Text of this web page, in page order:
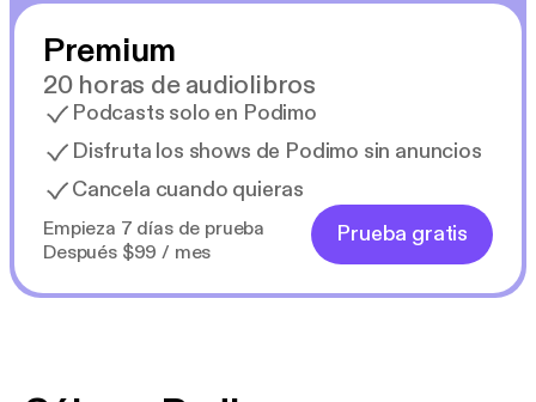
Premium
20 horas de audiolibros
Podcasts solo en Podimo
Disfruta los shows de Podimo sin anuncios
Cancela cuando quieras
Empieza 7 días de prueba
Después $99 / mes
Prueba gratis